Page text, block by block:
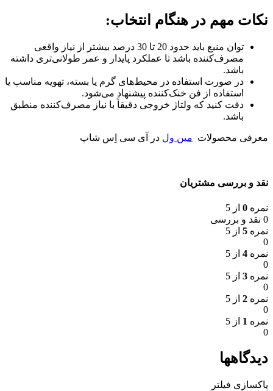
نکات مهم در هنگام انتخاب:
توان منبع باید حدود 20 تا 30 درصد بیشتر از نیاز واقعی
مصرف‌کننده باشد تا عملکرد پایدار و عمر طولانی‌تری داشته
باشد.
در صورت استفاده در محیط‌های گرم یا بسته، تهویه مناسب یا
استفاده از فن خنک‌کننده پیشنهاد می‌شود.
دقت کنید که ولتاژ خروجی دقیقاً با نیاز مصرف‌کننده منطبق
باشد.
معرفی محصولات مین ول در آی سی اِس شاپ
نقد و بررسی مشتریان
نمره 0 از 5
0 نقد و بررسی
نمره 5 از 5
0
نمره 4 از 5
0
نمره 3 از 5
0
نمره 2 از 5
0
نمره 1 از 5
0
دیدگاهها
پاکسازی فیلتر